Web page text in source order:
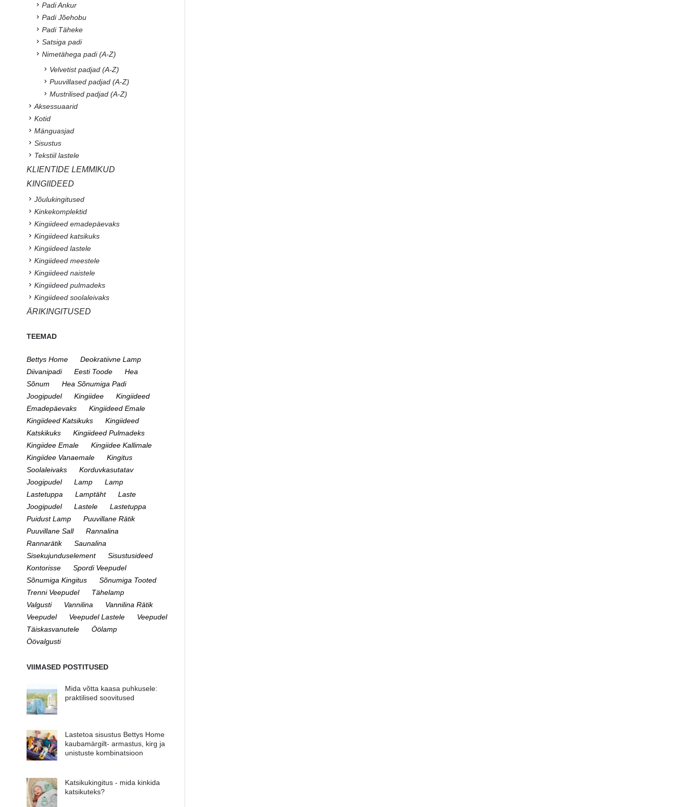
Padi Ankur
Padi Jõehobu
Padi Täheke
Satsiga padi
Nimetähega padi (A-Z)
Velvetist padjad (A-Z)
Puuvillased padjad (A-Z)
Mustrilised padjad (A-Z)
Aksessuaarid
Kotid
Mänguasjad
Sisustus
Tekstiil lastele
KLIENTIDE LEMMIKUD
KINGIIDEED
Jõulukingitused
Kinkekomplektid
Kingiideed emadepäevaks
Kingiideed katsikuks
Kingiideed lastele
Kingiideed meestele
Kingiideed naistele
Kingiideed pulmadeks
Kingiideed soolaleivaks
ÄRIKINGITUSED
TEEMAD
Bettys Home
Deokratiivne Lamp
Diivanipadi
Eesti Toode
Hea
Sõnum
Hea Sõnumiga Padi
Joogipudel
Kingiidee
Kingiideed
Emadepäevaks
Kingiideed Emale
Kingiideed Katsikuks
Kingiideed
Katskikuks
Kingiideed Pulmadeks
Kingiidee Emale
Kingiidee Kallimale
Kingiidee Vanaemale
Kingitus
Soolaleivaks
Korduvkasutatav
Joogipudel
Lamp
Lamp
Lastetuppa
Lamptäht
Laste
Joogipudel
Lastele
Lastetuppa
Puidust Lamp
Puuvillane Rätik
Puuvillane Sall
Rannalina
Rannarätik
Saunalina
Sisekujunduselement
Sisustusideed
Kontorisse
Spordi Veepudel
Sõnumiga Kingitus
Sõnumiga Tooted
Trenni Veepudel
Tähelamp
Valgusti
Vannilina
Vannilina Rätik
Veepudel
Veepudel Lastele
Veepudel
Täiskasvanutele
Öölamp
Öövalgusti
VIIMASED POSTITUSED
Mida võtta kaasa puhkusele:
praktilised soovitused
Lastetoa sisustus Bettys Home
kaubamärgilt- armastus, kirg ja
unistuste kombinatsioon
Katsikukingitus - mida kinkida
katsikuteks?